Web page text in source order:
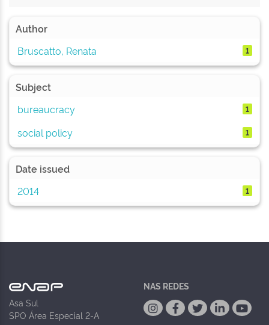
Author
Bruscatto, Renata
1
Subject
bureaucracy
1
social policy 1
Date issued
2014
1
Asa Sul
SPO Área Especial 2-A
NAS REDES